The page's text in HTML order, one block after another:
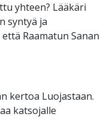
yhteen? Lääkäri
syntyä ja
Raamatun Sanan
kertoa Luojastaan.
katsojalle